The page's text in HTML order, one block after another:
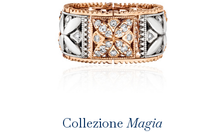
CollezioneMagia